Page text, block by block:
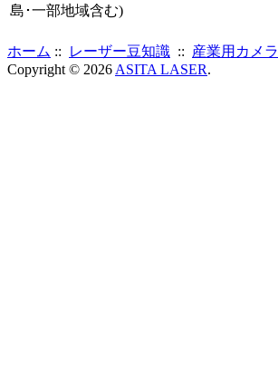
島･一部地域含む)
ホーム :: レーザー豆知識 :: 産業用カメラ
Copyright © 2026 ASITA LASER.